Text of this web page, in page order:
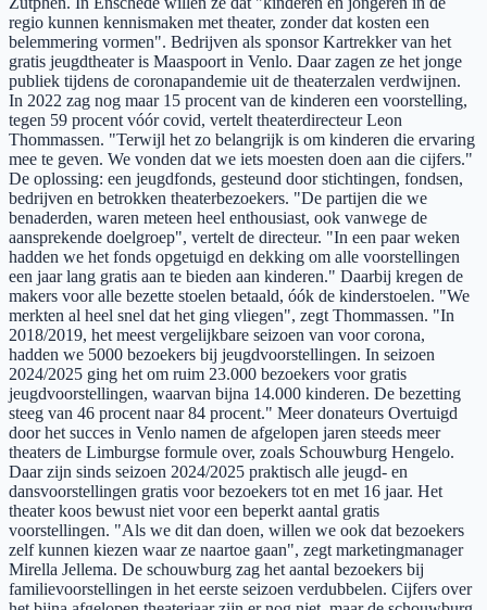
regio kunnen kennismaken met theater, zonder dat kosten een
belemmering vormen". Bedrijven als sponsor Kartrekker van het
gratis jeugdtheater is Maaspoort in Venlo. Daar zagen ze het jonge
publiek tijdens de coronapandemie uit de theaterzalen verdwijnen.
In 2022 zag nog maar 15 procent van de kinderen een voorstelling,
tegen 59 procent vóór covid, vertelt theaterdirecteur Leon
Thommassen. "Terwijl het zo belangrijk is om kinderen die ervaring
mee te geven. We vonden dat we iets moesten doen aan die cijfers."
De oplossing: een jeugdfonds, gesteund door stichtingen, fondsen,
bedrijven en betrokken theaterbezoekers. "De partijen die we
benaderden, waren meteen heel enthousiast, ook vanwege de
aansprekende doelgroep", vertelt de directeur. "In een paar weken
hadden we het fonds opgetuigd en dekking om alle voorstellingen
een jaar lang gratis aan te bieden aan kinderen." Daarbij kregen de
makers voor alle bezette stoelen betaald, óók de kinderstoelen. "We
merkten al heel snel dat het ging vliegen", zegt Thommassen. "In
2018/2019, het meest vergelijkbare seizoen van voor corona,
hadden we 5000 bezoekers bij jeugdvoorstellingen. In seizoen
2024/2025 ging het om ruim 23.000 bezoekers voor gratis
jeugdvoorstellingen, waarvan bijna 14.000 kinderen. De bezetting
steeg van 46 procent naar 84 procent." Meer donateurs Overtuigd
door het succes in Venlo namen de afgelopen jaren steeds meer
theaters de Limburgse formule over, zoals Schouwburg Hengelo.
Daar zijn sinds seizoen 2024/2025 praktisch alle jeugd- en
dansvoorstellingen gratis voor bezoekers tot en met 16 jaar. Het
theater koos bewust niet voor een beperkt aantal gratis
voorstellingen. "Als we dit dan doen, willen we ook dat bezoekers
zelf kunnen kiezen waar ze naartoe gaan", zegt marketingmanager
Mirella Jellema. De schouwburg zag het aantal bezoekers bij
familievoorstellingen in het eerste seizoen verdubbelen. Cijfers over